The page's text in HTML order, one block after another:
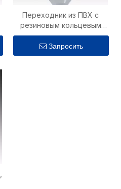
Переходник из ПВХ с
резиновым кольцевым
соединением и
соединительной
прокладкой
Запросить